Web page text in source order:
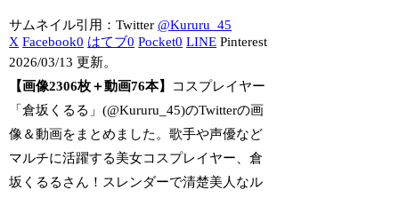
サムネイル引用：Twitter@Kururu_45
X Facebook0 はてブ0 Pocket0 LINE Pinterest
2026/03/13 更新。
【画像2306枚＋動画76本】
コスプレイヤー
「倉坂くるる」(@Kururu_45)のTwitterの画
像＆動画をまとめました。歌手や声優など
マルチに活躍する美女コスプレイヤー、倉
坂くるるさん！スレンダーで清楚美人なル